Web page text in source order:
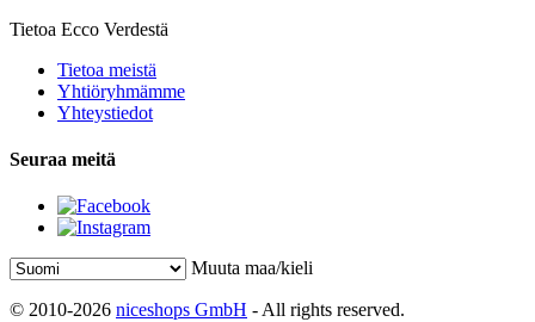
Tietoa Ecco Verdestä
Tietoa meistä
Yhtiöryhmämme
Yhteystiedot
Seuraa meitä
Muuta maa/kieli
© 2010-2026 niceshops GmbH - All rights reserved.